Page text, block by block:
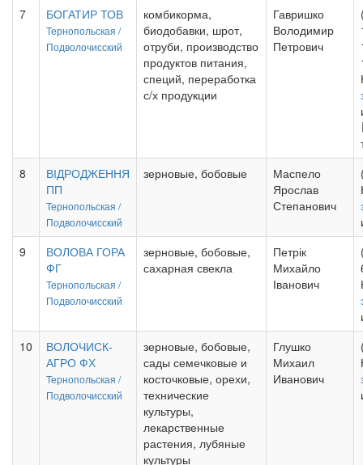
7
БОГАТИР ТОВ
Тернопольская /
Подволочисский
комбикорма,
биодобавки, шрот,
отруби, производство
продуктов питания,
специй, переработка
с/х продукции
Гавришко
Володимир
Петрович
8
ВІДРОДЖЕННЯ
ПП
Тернопольская /
Подволочисский
зерновые, бобовые
Маспело
Ярослав
Степанович
9
ВОЛОВА ГОРА
ФГ
Тернопольская /
Подволочисский
зерновые, бобовые,
сахарная свекла
Петрік
Михайло
Іванович
10
ВОЛОЧИСК-
АГРО ФХ
Тернопольская /
Подволочисский
зерновые, бобовые,
сады семечковые и
косточковые, орехи,
технические
культуры,
лекарственные
растения, лубяные
культуры
Глушко
Михаил
Иванович